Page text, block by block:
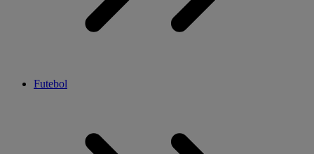
Futebol